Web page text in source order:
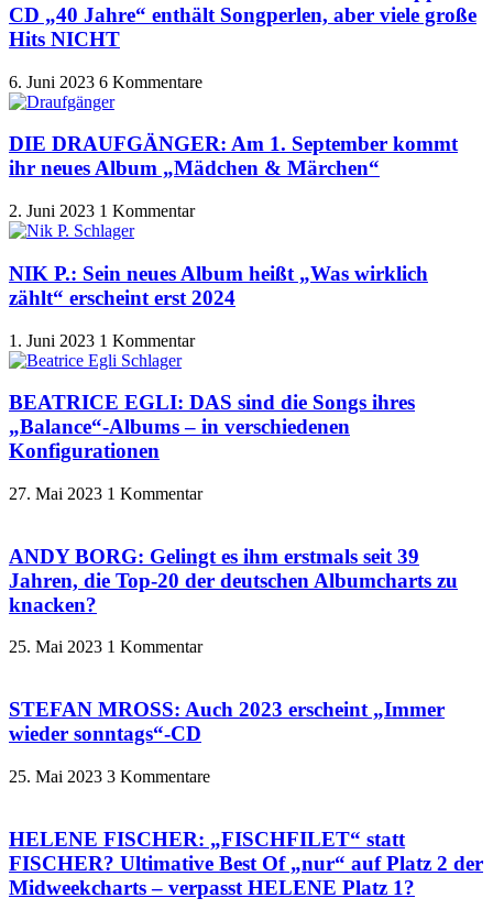
CD „40 Jahre“ enthält Songperlen, aber viele große
Hits NICHT
6. Juni 2023 6 Kommentare
DIE DRAUFGÄNGER: Am 1. September kommt
ihr neues Album „Mädchen & Märchen“
2. Juni 2023 1 Kommentar
NIK P.: Sein neues Album heißt „Was wirklich
zählt“ erscheint erst 2024
1. Juni 2023 1 Kommentar
BEATRICE EGLI: DAS sind die Songs ihres
„Balance“-Albums – in verschiedenen
Konfigurationen
27. Mai 2023 1 Kommentar
ANDY BORG: Gelingt es ihm erstmals seit 39
Jahren, die Top-20 der deutschen Albumcharts zu
knacken?
25. Mai 2023 1 Kommentar
STEFAN MROSS: Auch 2023 erscheint „Immer
wieder sonntags“-CD
25. Mai 2023 3 Kommentare
HELENE FISCHER: „FISCHFILET“ statt
FISCHER? Ultimative Best Of „nur“ auf Platz 2 der
Midweekcharts – verpasst HELENE Platz 1?